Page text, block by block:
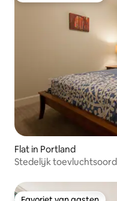
Flat in Portland
Stedelijk